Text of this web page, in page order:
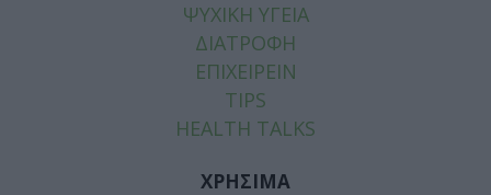
ΨΥΧΙΚΗ ΥΓΕΙΑ
ΔΙΑΤΡΟΦΗ
ΕΠΙΧΕΙΡΕΙΝ
TIPS
HEALTH TALKS
ΧΡΗΣΙΜΑ